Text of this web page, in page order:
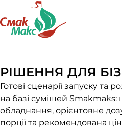
РІШЕННЯ ДЛЯ
Готові сценарії запуску
на базі сумішей Smakmaks:
обладнання, орієнтовне
порції та рекомендована